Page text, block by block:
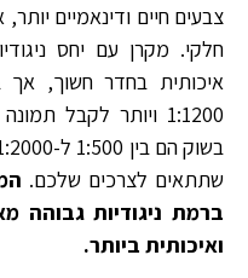
צבעים חיים ודינאמיים
איכותית בחדר חשוך, אך
1:1200 ויותר לקבל
שתתאים לצרכים שלכם.
ואיכותית ביותר.